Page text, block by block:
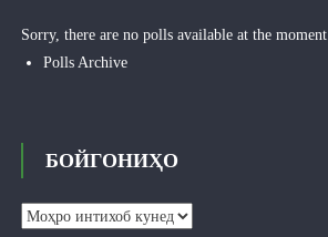
Sorry, there are no polls available at the moment.
Polls Archive
БОЙГОНИҲО
Бойгониҳо